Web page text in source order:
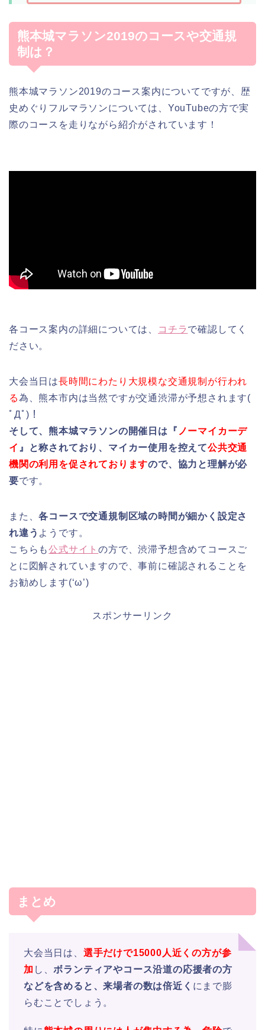
熊本城マラソン2019のコースや交通規
制は？
熊本城マラソン2019のコース案内についてですが、 歴
史めぐりフルマラソンについては、YouTubeの方で実
際のコースを走りながら紹介がされています！
各コース案内の詳細については、 コチラで確認してく
ださい。
大会当日は長時間にわたり大規模な交通規制が行われ
る為、熊本市内は当然ですが交通渋滞が予想されます(
ﾟДﾟ)！
そして、熊本城マラソンの開催日は『 ノーマイカーデ
イ 』と称されており、マイカー使用を控えて公共交通
機関の利用を促されておりますので、協力と理解が必
要です。
また、各コースで交通規制区域の時間が細かく設定さ
れ違う ようです。
こちらも公式サイトの方で、渋滞予想含めてコースご
とに図解されていますので、事前に確認されることを
お勧めします(‘ω’)
スポンサーリンク
まとめ
大会当日は、 選手だけで15000人近くの方が参
加 し、ボランティアやコース沿道の応援者の方
などを含めると、来場者の数は倍近く にまで膨
らむことでしょう。